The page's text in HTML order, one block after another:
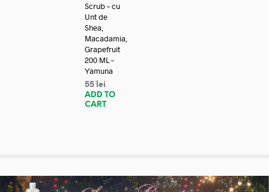
Scrub – cu
Unt de
Shea,
Macadamia,
Grapefruit
200 ML –
Yamuna
55 lei
ADD TO
CART